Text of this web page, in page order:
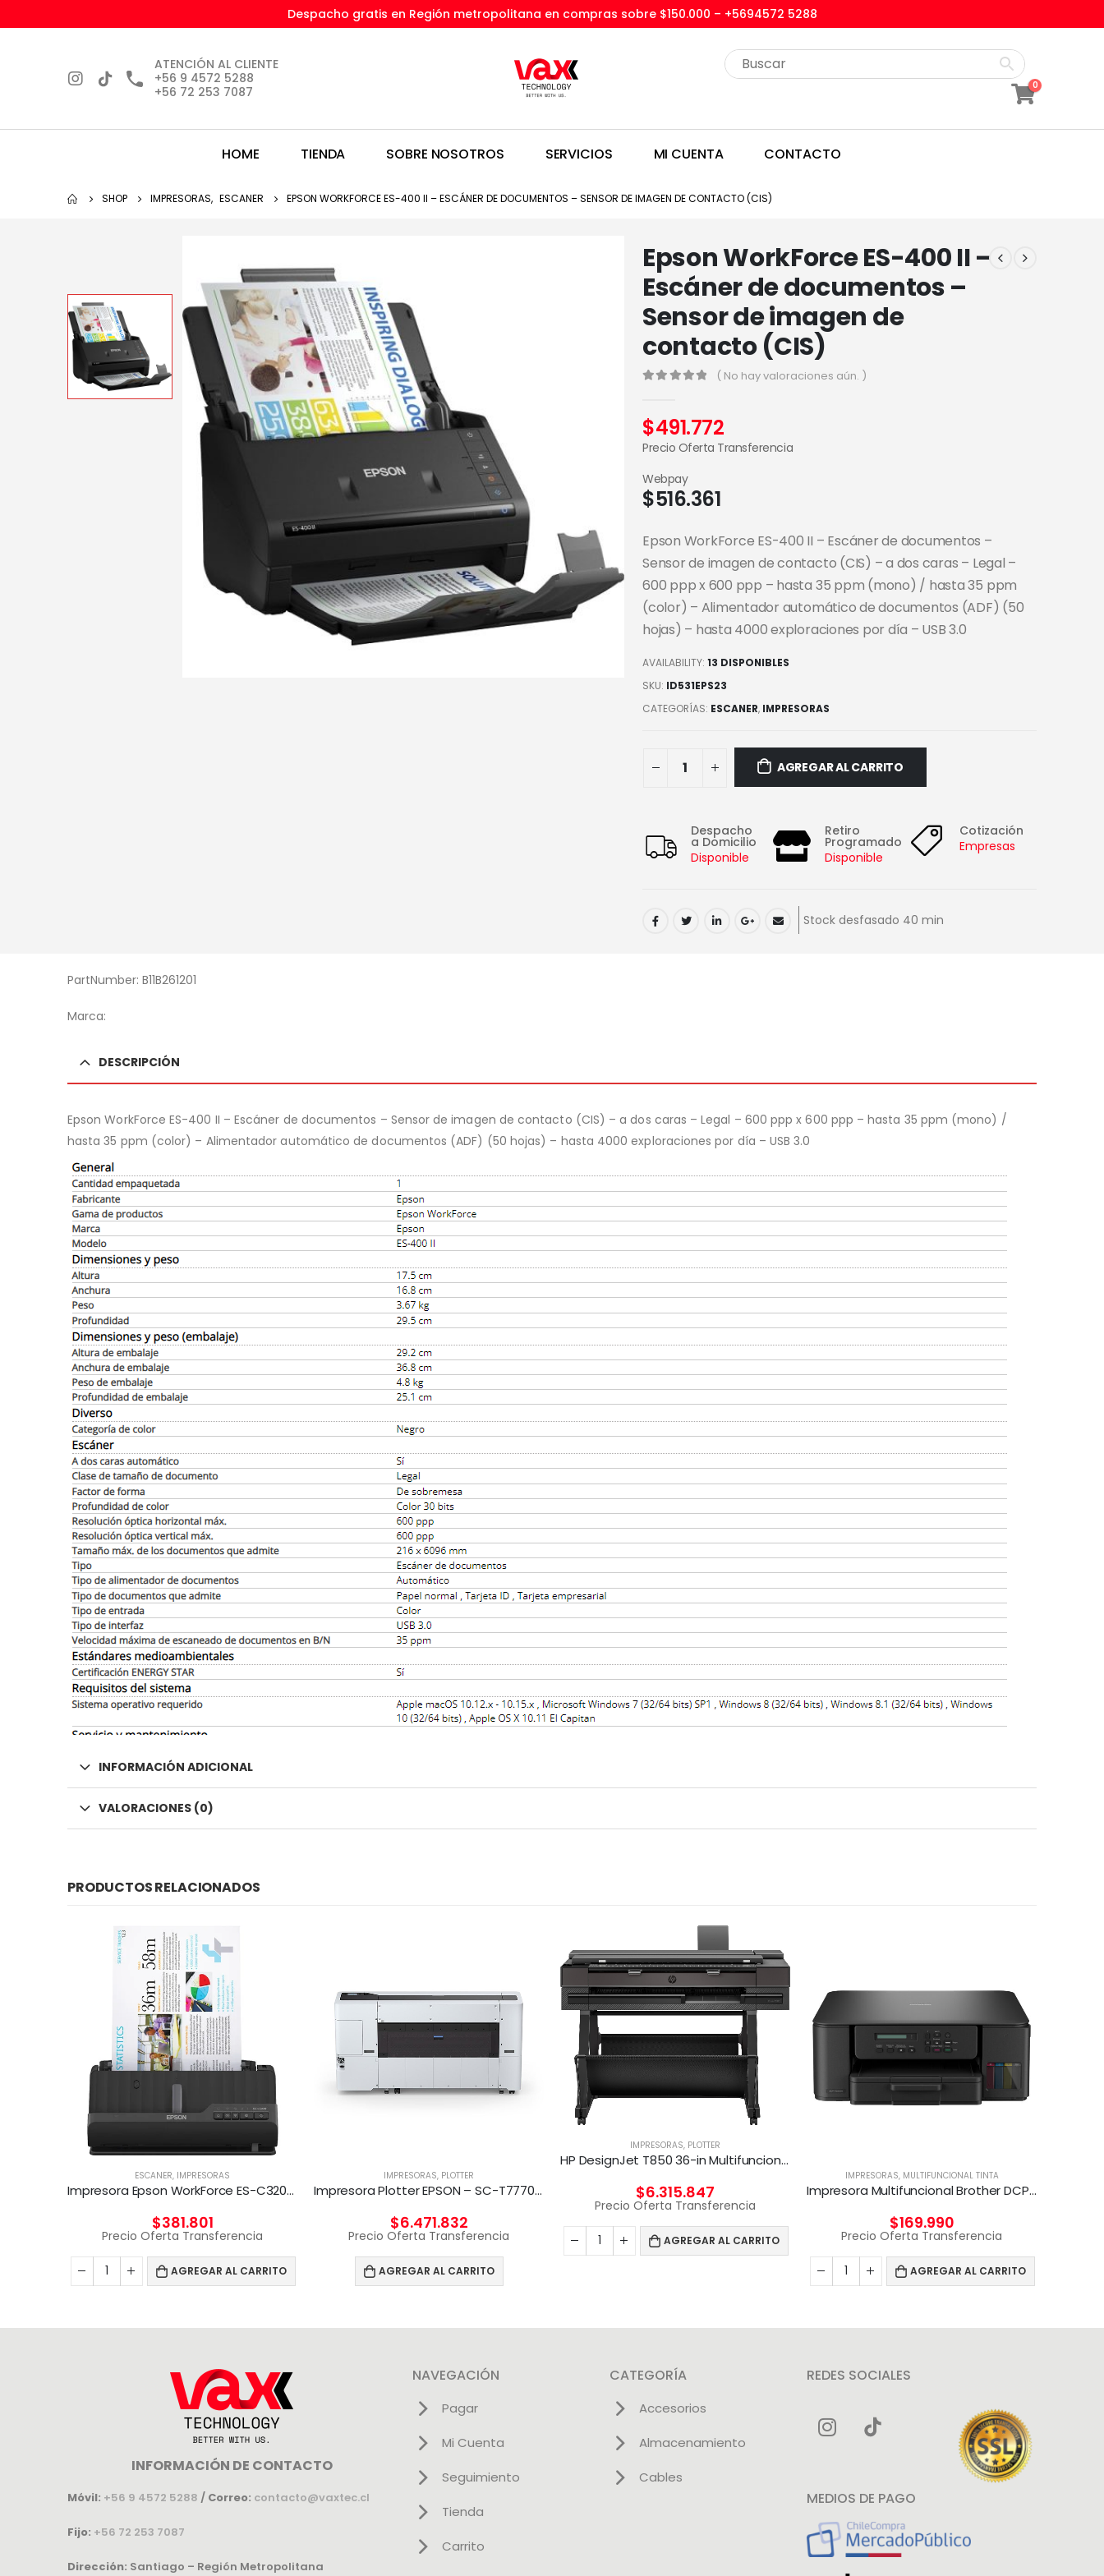
Despacho gratis en Región metropolitana en compras sobre $150.000 – +5694572 5288
ATENCIÓN AL CLIENTE
+56 9 4572 5288
+56 72 253 7087
0
HOME TIENDA SOBRE NOSOTROS SERVICIOS MI CUENTA CONTACTO
SHOP IMPRESORAS, ESCANER EPSON WORKFORCE ES-400 II – ESCÁNER DE DOCUMENTOS – SENSOR DE IMAGEN DE CONTACTO (CIS)
Epson WorkForce ES-400 II –
Escáner de documentos –
Sensor de imagen de
contacto (CIS)
( No hay valoraciones aún. )
$491.772
Precio Oferta Transferencia
$516.361
Webpay
Epson WorkForce ES-400 II – Escáner de documentos –
Sensor de imagen de contacto (CIS) – a dos caras – Legal –
600 ppp x 600 ppp – hasta 35 ppm (mono) / hasta 35 ppm
(color) – Alimentador automático de documentos (ADF) (50
hojas) – hasta 4000 exploraciones por día – USB 3.0
AVAILABILITY: 13 DISPONIBLES
SKU: ID531EPS23
CATEGORÍAS: ESCANER, IMPRESORAS
AGREGAR AL CARRITO
Despacho
a Domicilio
Disponible
Retiro
Programado
Disponible
Cotización
Empresas
Stock desfasado 40 min
PartNumber: B11B261201
Marca:
DESCRIPCIÓN
Epson WorkForce ES-400 II – Escáner de documentos – Sensor de imagen de contacto (CIS) – a dos caras – Legal – 600 ppp x 600 ppp – hasta 35 ppm (mono) /
hasta 35 ppm (color) – Alimentador automático de documentos (ADF) (50 hojas) – hasta 4000 exploraciones por día – USB 3.0
INFORMACIÓN ADICIONAL
VALORACIONES (0)
PRODUCTOS RELACIONADOS
ESCANER, IMPRESORAS
Impresora Epson WorkForce ES-C320W
$381.801
Precio Oferta Transferencia
AGREGAR AL CARRITO
IMPRESORAS, PLOTTER
Impresora Plotter EPSON – SC-T7770DR 44 PRINTER
$6.471.832
Precio Oferta Transferencia
AGREGAR AL CARRITO
IMPRESORAS, PLOTTER
HP DesignJet T850 36-in Multifuncional
$6.315.847
Precio Oferta Transferencia
AGREGAR AL CARRITO
IMPRESORAS, MULTIFUNCIONAL TINTA
Impresora Multifuncional Brother DCP-T530DW
$169.990
Precio Oferta Transferencia
AGREGAR AL CARRITO
INFORMACIÓN DE CONTACTO
Móvil: +56 9 4572 5288 / Correo: contacto@vaxtec.cl
Fijo: +56 72 253 7087
Dirección: Santiago – Región Metropolitana
NAVEGACIÓN
Pagar
Mi Cuenta
Seguimiento
Tienda
Carrito
CATEGORÍA
Accesorios
Almacenamiento
Cables
REDES SOCIALES
MEDIOS DE PAGO